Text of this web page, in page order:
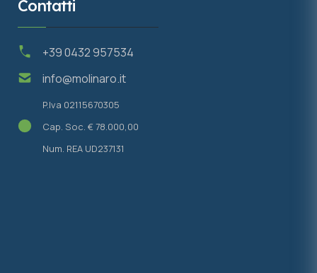
Contatti
+39 0432 957534
info@molinaro.it
P.Iva 02115670305
Cap. Soc. € 78.000,00
Num. REA UD237131